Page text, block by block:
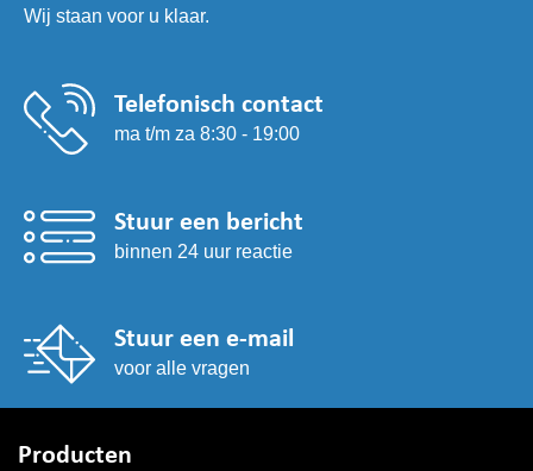
Wij staan voor u klaar.
Telefonisch contact
ma t/m za 8:30 - 19:00
Stuur een bericht
binnen 24 uur reactie
Stuur een e-mail
voor alle vragen
Producten